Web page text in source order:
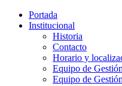
Portada
Institucional
Historia
Contacto
Horario y
Equipo de
Equipo de